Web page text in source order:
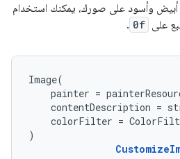
أبيض وأسود على صورك، يمكنك استخدام
على 0f
.
Image(
painter =
contentDescription =
colorFilter =
)